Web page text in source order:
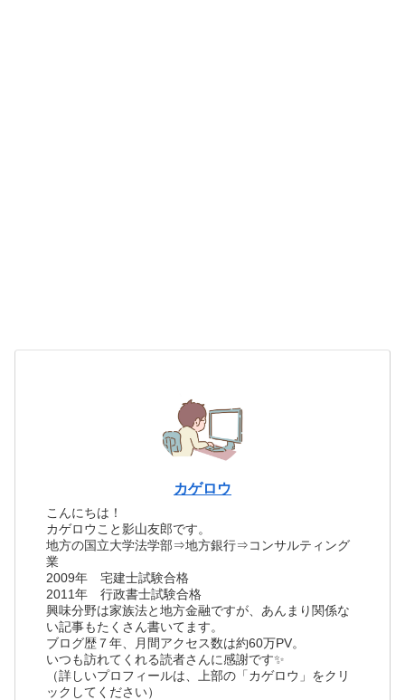
カゲロウ
こんにちは！
カゲロウこと影山友郎です。
地方の国立大学法学部⇒地方銀行⇒コンサルティング
業
2009年 宅建士試験合格
2011年 行政書士試験合格
興味分野は家族法と地方金融ですが、あんまり関係な
い記事もたくさん書いてます。
ブログ歴７年、月間アクセス数は約60万PV。
いつも訪れてくれる読者さんに感謝です✨
（詳しいプロフィールは、上部の「カゲロウ」をクリ
ックしてください）